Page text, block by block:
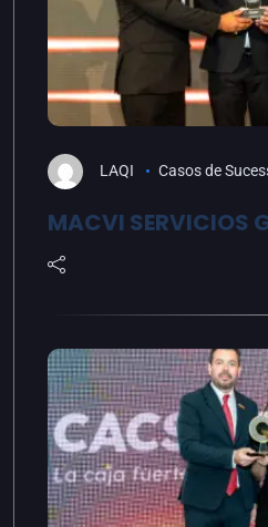
LAQI Casos de
MACVI SERVICIOS